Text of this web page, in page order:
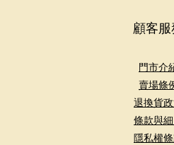
顧客服
門市介
賣場條
退換貨
條款與
隱私權